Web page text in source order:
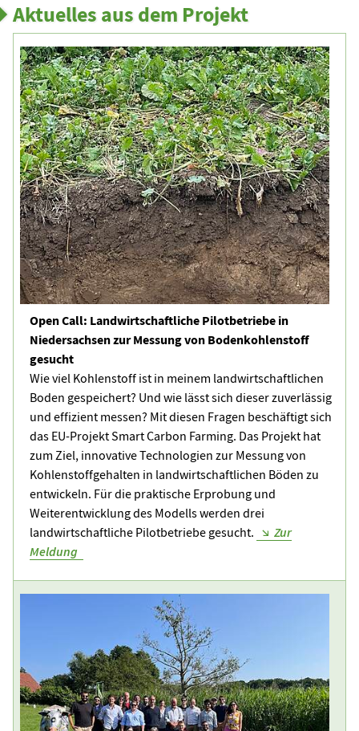
Aktuelles aus dem Projekt
Open Call: Landwirtschaftliche Pilotbetriebe in
Niedersachsen zur Messung von Bodenkohlenstoff
gesucht
Wie viel Kohlenstoff ist in meinem landwirtschaftlichen
Boden gespeichert? Und wie lässt sich dieser zuverlässig
und effizient messen? Mit diesen Fragen beschäftigt sich
das EU-Projekt Smart Carbon Farming. Das Projekt hat
zum Ziel, innovative Technologien zur Messung von
Kohlenstoffgehalten in landwirtschaftlichen Böden zu
entwickeln. Für die praktische Erprobung und
Weiterentwicklung des Modells werden drei
landwirtschaftliche Pilotbetriebe gesucht.
Zur
Meldung